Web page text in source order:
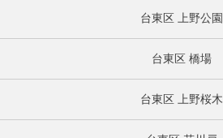
台東区 上野公園
台東区 橋場
台東区 上野桜木